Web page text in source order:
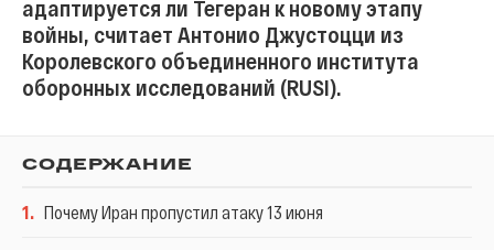
адаптируется ли Тегеран к новому этапу
войны, считает Антонио Джустоцци из
Королевского объединенного института
оборонных исследований (RUSI).
СОДЕРЖАНИЕ
1. Почему Иран пропустил атаку 13 июня